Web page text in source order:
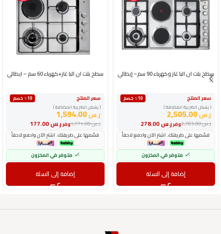
سطح بلت ان البا غاز وكهرباء 90 سم– إيطالي
سعر المنتج
٪10 خصم
( يشمل الضريبة المضافة )
ر.س2,505.00
وفرر.س ر.س2,783.00
قسّمها على طريقتك. اشترِ الآن وادفع لاحقاً
متوفر في المخزون
إضافة إلى السلة
سطح بلت ان البا غاز+كهرباء 60 سم – ايطالي
سعر المنتج
٪10 خصم
( يشمل الضريبة المضافة )
ر.س1,594.00
وفرر.س ر.س1,771.00
قسّمها على طريقتك. اشترِ الآن وادفع لاحقاً
متوفر في المخزون
إضافة إلى السلة